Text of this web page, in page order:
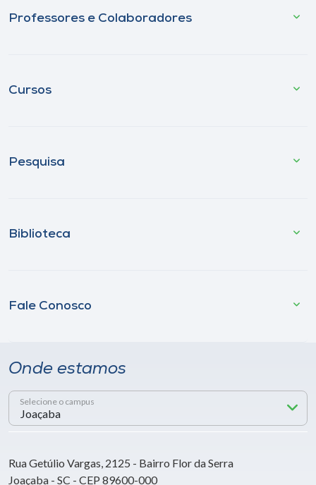
Professores e Colaboradores
Cursos
Pesquisa
Biblioteca
Fale Conosco
Onde estamos
Selecione o campus
Rua Getúlio Vargas, 2125 - Bairro Flor da Serra
Joaçaba - SC - CEP 89600-000